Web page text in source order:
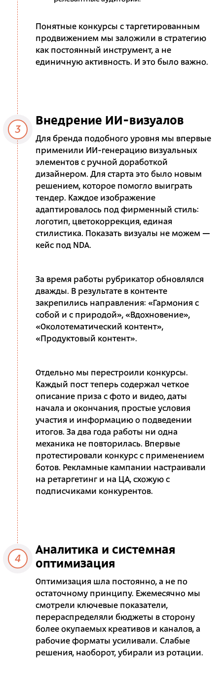
Понятные конкурсы с таргетированным
продвижением мы заложили в стратегию
как постоянный инструмент, а не
единичную активность. И это было важно.
3
Внедрение ИИ-визуалов
Для бренда подобного уровня мы впервые
применили ИИ-генерацию визуальных
элементов с ручной доработкой
дизайнером. Для старта это было новым
решением, которое помогло выиграть
тендер. Каждое изображение
адаптировалось под фирменный стиль:
логотип, цветокоррекция, единая
стилистика. Показать визуалы не можем —
кейс под NDA.
За время работы рубрикатор обновлялся
дважды. В результате в контенте
закрепились направления: «Гармония с
собой и с природой», «Вдохновение»,
«Околотематический контент»,
«Продуктовый контент».
Отдельно мы перестроили конкурсы.
Каждый пост теперь содержал четкое
описание приза с фото и видео, даты
начала и окончания, простые условия
участия и информацию о подведении
итогов. За два года работы ни одна
механика не повторилась. Впервые
протестировали конкурс с применением
ботов. Рекламные кампании настраивали
на ретаргетинг и на ЦА, схожую с
подписчиками конкурентов.
4
Аналитика и системная
оптимизация
Оптимизация шла постоянно, а не по
остаточному принципу. Ежемесячно мы
смотрели ключевые показатели,
перераспределяли бюджеты в сторону
более окупаемых креативов и каналов, а
рабочие форматы усиливали. Слабые
решения, наоборот, убирали из ротации.